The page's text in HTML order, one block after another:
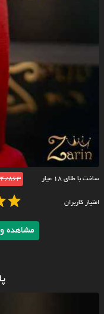
ساخت با طلای ۱۸ عیار 863
امتیاز کاربران
مشاهده